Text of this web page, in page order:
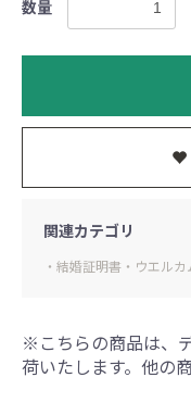
数量
関連カテゴリ
・結婚証明書・ウエル
※こちらの商品は、
荷いたします。他の